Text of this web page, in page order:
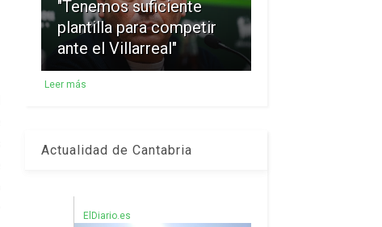
"Tenemos suficiente
plantilla para competir
ante el Villarreal"
Leer más
Actualidad de Cantabria
ElDiario.es